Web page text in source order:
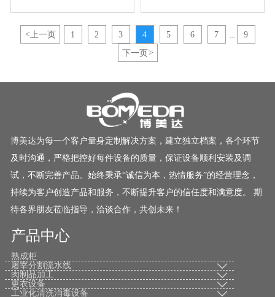
<上一页 1 2 3 4 5 6 7 ...
9
下一页 >
博美达为每一个客户量身定制解决方案，建立独立档案，各个环节
及时沟通，严格把控好每件设备的质量，保证设备顺利安装及调
试，不断完善产品。始终秉承“诚信为本，热情服务”的经营理念，
持续为客户创造产品和服务，不断提升客户的信任度和满意度。 期
待各界朋友莅临指导，洽谈合作，共创未来！
产品中心
熟成柜
屠宰分割流水线

肉制品加工 
更衣设备 
工业化清洗消毒设备 